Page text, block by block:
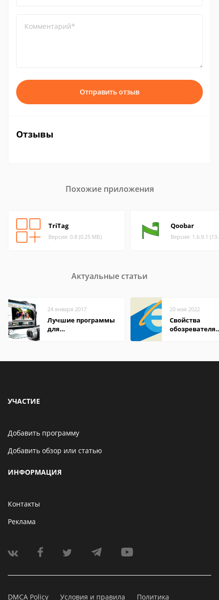
Комментарий*
Отправить отзыв
Отзывы
Похожие приложения
TriTag
Версия: 0.8 (0.25 МБ)
Qoobar
Версия: 1.6.9.1
Актуальные статьи
24 января 2017
Лучшие программы
для
20 мая 2022
Свойства
обозревателя
УЧАСТИЕ
Добавить программу
Добавить обзор или статью
ИНФОРМАЦИЯ
Контакты
Реклама
DMCA Policy Условия и правила Политика